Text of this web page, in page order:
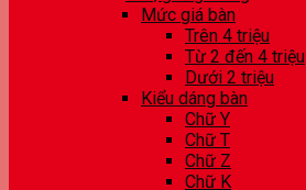
Mức giá bàn
Trên 4 triệu
Từ 2 đến 4 triệu
Dưới 2 triệu
Kiểu dáng bàn
Chữ Y
Chữ T
Chữ Z
Chữ K